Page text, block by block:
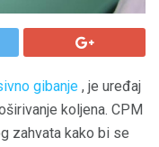
gibanje , je uređaj
koljena. CPM
zahvata kako bi se